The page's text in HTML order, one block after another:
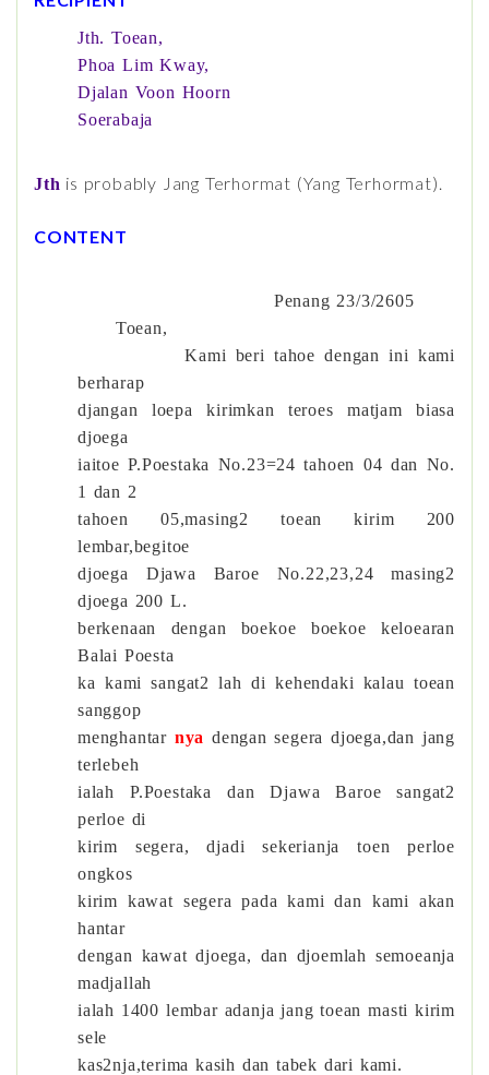
Jth. Toean,
Phoa Lim Kway,
Djalan Voon Hoorn
Soerabaja
Jth is probably Jang Terhormat (Yang Terhormat).
CONTENT
Penang 23/3/2605
Toean,
Kami beri tahoe dengan ini kami
berharap
djangan loepa kirimkan teroes matjam biasa
djoega
iaitoe P.Poestaka No.23=24 tahoen 04 dan No.
1 dan 2
tahoen 05,masing2 toean kirim 200
lembar,begitoe
djoega Djawa Baroe No.22,23,24 masing2
djoega 200 L.
berkenaan dengan boekoe boekoe keloearan
Balai Poesta
ka kami sangat2 lah di kehendaki kalau toean
sanggop
menghantar nya dengan segera djoega,dan jang
terlebeh
ialah P.Poestaka dan Djawa Baroe sangat2
perloe di
kirim segera, djadi sekerianja toen perloe
ongkos
kirim kawat segera pada kami dan kami akan
hantar
dengan kawat djoega, dan djoemlah semoeanja
madjallah
ialah 1400 lembar adanja jang toean masti kirim
sele
kas2nja,terima kasih dan tabek dari kami.